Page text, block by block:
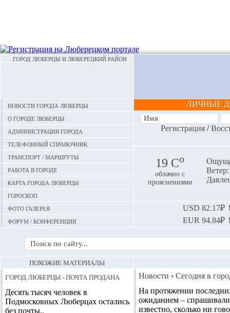
ГОРОД ЛЮБЕРЦЫ И ЛЮБЕРЕЦКИЙ РАЙОН
Новости города Люберцы
О городе Люберцы
Администрация города
Телефонный справочник
Транспорт / маршруты
Работа в городе
Карта города Люберцы
Гороскоп
Фото галерея
Форум / конференция
ЛИЧНЫЕ
Регистрация/
19 Сo
облачно с
прояснениями
USD 82.17₽
EUR 94.84₽
Новости › Сегодня в
На протяжении
ожиданием –
известно, сколько ни
ПОХОЖИЕ МАТЕРИАЛЫ
Город Люберцы - Почта продана
Десять тысяч человек в
Подмосковных Люберцах остались
без почты..